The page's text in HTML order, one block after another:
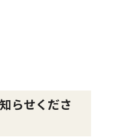
らせくださ